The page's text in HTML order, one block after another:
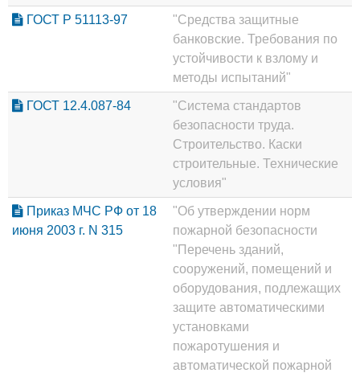
ГОСТ Р 51113-97
"Средства защитные
банковские. Требования по
устойчивости к взлому и
методы испытаний"
ГОСТ 12.4.087-84
"Система стандартов
безопасности труда.
Строительство. Каски
строительные. Технические
условия"
Приказ МЧС РФ от 18
июня 2003 г. N 315
"Об утверждении норм
пожарной безопасности
"Перечень зданий,
сооружений, помещений и
оборудования, подлежащих
защите автоматическими
установками
пожаротушения и
автоматической пожарной